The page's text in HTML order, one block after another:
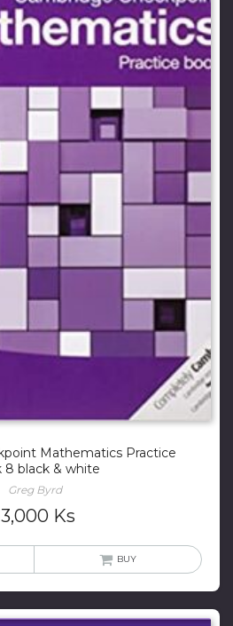
Mathematics Practice
8 black & white
Greg Byrd
Ks
BUY